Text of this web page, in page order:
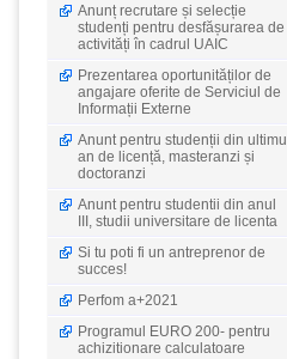
Anunț recrutare și selecție
studenți pentru desfășurarea de
activități în cadrul UAIC
Prezentarea oportunităților de
angajare oferite de Serviciul de
Informații Externe
Anunt pentru studenții din ultimul
an de licență, masteranzi și
doctoranzi
Anunt pentru studentii din anul
III, studii universitare de licenta
Si tu poti fi un antreprenor de
succes!
Perfom a+2021
Programul EURO 200- pentru
achizitionare calculatoare